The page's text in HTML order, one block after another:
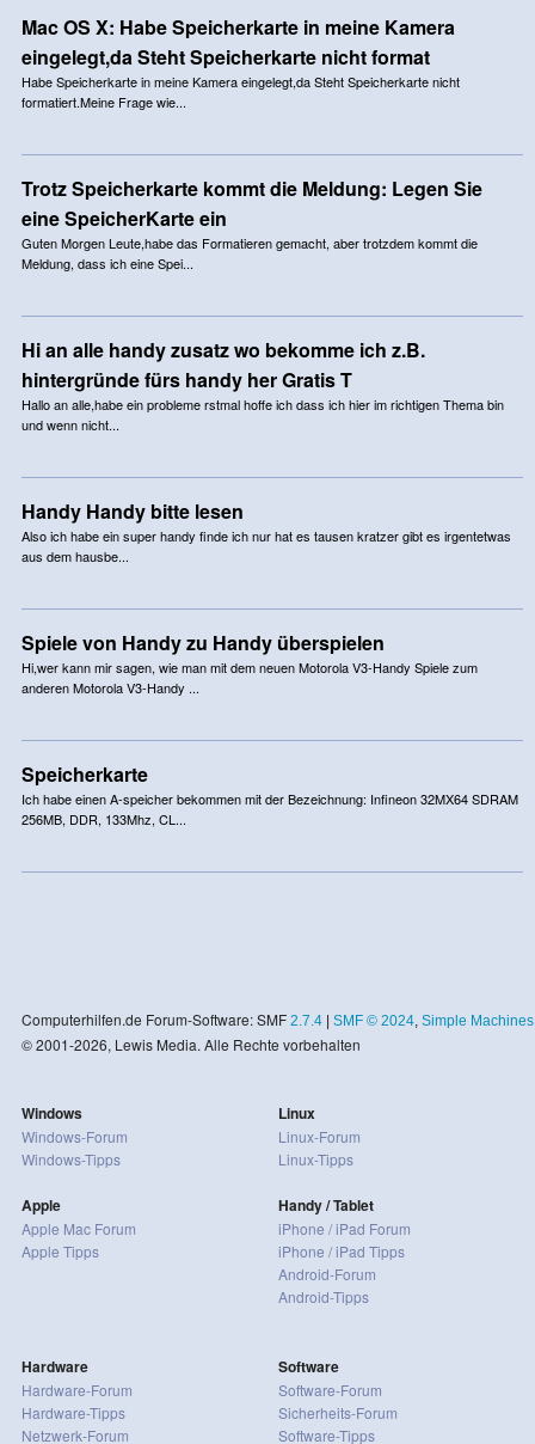
Mac OS X: Habe Speicherkarte in meine Kamera
eingelegt,da Steht Speicherkarte nicht format
Habe Speicherkarte in meine Kamera eingelegt,da Steht Speicherkarte nicht
formatiert.Meine Frage wie...
Trotz Speicherkarte kommt die Meldung: Legen Sie
eine SpeicherKarte ein
Guten Morgen Leute,habe das Formatieren gemacht, aber trotzdem kommt die
Meldung, dass ich eine Spei...
Hi an alle handy zusatz wo bekomme ich z.B.
hintergründe fürs handy her Gratis T
Hallo an alle,habe ein probleme rstmal hoffe ich dass ich hier im richtigen Thema bin
und wenn nicht...
Handy Handy bitte lesen
Also ich habe ein super handy finde ich nur hat es tausen kratzer gibt es irgentetwas
aus dem hausbe...
Spiele von Handy zu Handy überspielen
Hi,wer kann mir sagen, wie man mit dem neuen Motorola V3-Handy Spiele zum
anderen Motorola V3-Handy ...
Speicherkarte
Ich habe einen A-speicher bekommen mit der Bezeichnung: Infineon 32MX64 SDRAM
256MB, DDR, 133Mhz, CL...
Computerhilfen.de Forum-Software: SMF 2.7.4| SMF © 2024, Simple Machines
© 2001-2026, Lewis Media. Alle Rechte vorbehalten
Windows
Windows-Forum
Windows-Tipps
Apple
Apple Mac Forum
Apple Tipps
Linux
Linux-Forum
Linux-Tipps
Handy / Tablet
iPhone / iPad Forum
iPhone / iPad Tipps
Android-Forum
Android-Tipps
Hardware
Hardware-Forum
Hardware-Tipps
Netzwerk-Forum
Software
Software-Forum
Sicherheits-Forum
Software-Tipps